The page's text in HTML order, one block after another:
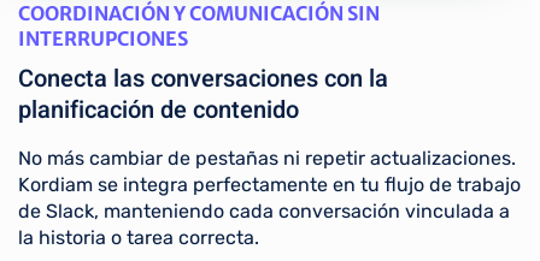
COORDINACIÓN Y COMUNICACIÓN SIN
INTERRUPCIONES
Conecta las conversaciones con la
planificación de contenido
No más cambiar de pestañas ni repetir actualizaciones.
Kordiam se integra perfectamente en tu flujo de trabajo
de Slack, manteniendo cada conversación vinculada a
la historia o tarea correcta.